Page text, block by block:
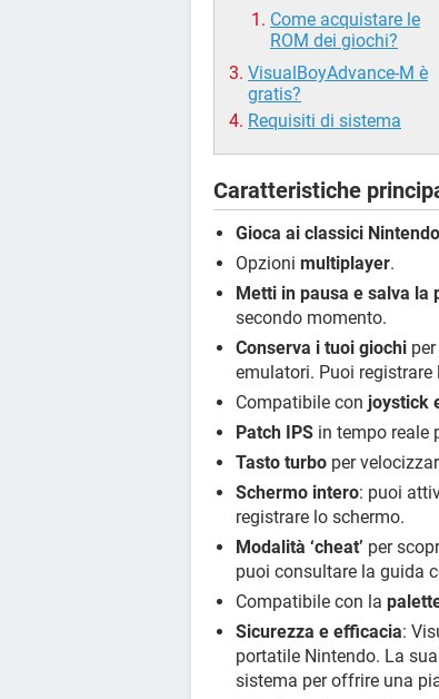
Come acquistare le
ROM dei giochi?
VisualBoyAdvance-M è
gratis?
Requisiti di sistema
Caratteristiche
Gioca ai classici Nintendo
Opzioni multiplayer.
Metti in pausa e salva la
secondo momento.
Conserva i tuoi giochi
emulatori. Puoi registrare
Compatibile con joystick
Patch IPS in tempo reale
Tasto turbo per
Schermo intero: puoi
registrare lo schermo.
Modalità ‘cheat’ per
puoi consultare la guida
Compatibile con la
Sicurezza e efficacia:
portatile Nintendo. La
sistema per offrire una